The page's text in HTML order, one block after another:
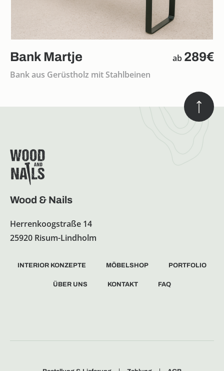
Bank Martje ab 289€
Bank aus Gerüstholz mit Stahlbeinen
Wood & Nails
Herrenkoogstraße 14
25920 Risum-Lindholm
INTERIOR KONZEPTE MÖBELSHOP PORTFOLIO
ÜBER UNS KONTAKT FAQ